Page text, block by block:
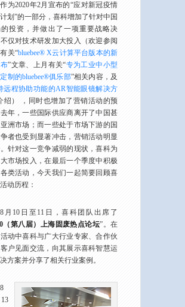
2020年2月宣布的“应对新冠疫情
划”的一部分，喜科增加了针对中国
投资，并做出了一项重要战略决
仅对技术研发加大投入（欢迎参阅
关“bluebee® X云计算平台版本的新
”文章、上月有关“专为工业中小型
制的bluebee®俱乐部”相关内容，及
远程协助功能的AR智能眼镜解决方
绍） ，同时也增加了营销活动的预
年，一些国际供应商离开了中国甚
洲市场；而一些处于市场下游的国
者也受到显著冲击，营销活动明显
针对这一竞争减弱的现状，喜科为
市场投入，在最后一个季度中积极
类活动，今天我们一起简要回顾喜
动历程：
10日至11日，喜科团队出席了
（第八届）上海固废热点论坛”。在
动中喜科与广大行业专家、合作伙
户见面交流，向其展示喜科智慧运
方案并分享了相关行业案例。